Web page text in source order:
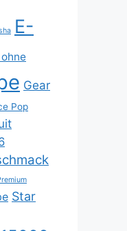
E-
Gear
Pop
Star